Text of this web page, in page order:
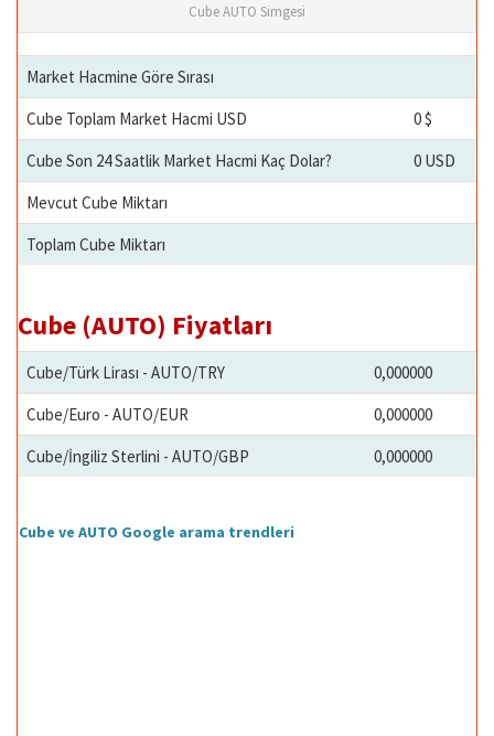
Cube AUTO Simgesi
Market Hacmine Göre Sırası
Cube Toplam Market Hacmi USD
0 $
Cube Son 24 Saatlik Market Hacmi Kaç Dolar?
0 USD
Mevcut Cube Miktarı
Toplam Cube Miktarı
Cube (AUTO) Fiyatları
Cube/Türk Lirası - AUTO/TRY
0,000000
Cube/Euro - AUTO/EUR
0,000000
Cube/İngiliz Sterlini - AUTO/GBP
0,000000
Cube ve AUTO Google arama trendleri